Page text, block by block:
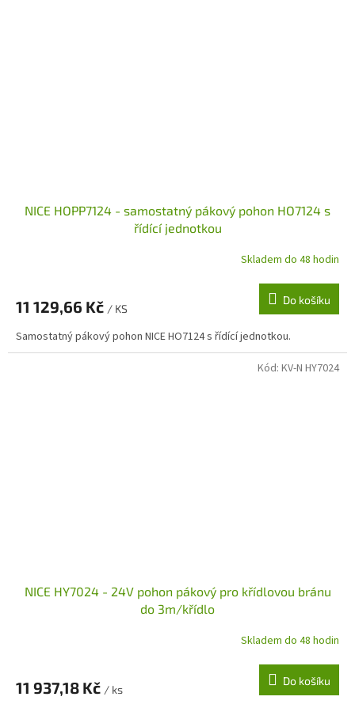
NICE HOPP7124 - samostatný pákový pohon HO7124 s
řídící jednotkou
Skladem do 48 hodin
11 129,66 Kč / KS
Do košíku
Samostatný pákový pohon NICE HO7124 s řídící jednotkou.
NICE HY7024 - 24V pohon pákový pro křídlovou bránu
do 3m/křídlo
Skladem do 48 hodin
11 937,18 Kč / ks
Do košíku
Kód: KV-N HY7024